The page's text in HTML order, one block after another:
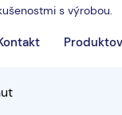
s výrobou.